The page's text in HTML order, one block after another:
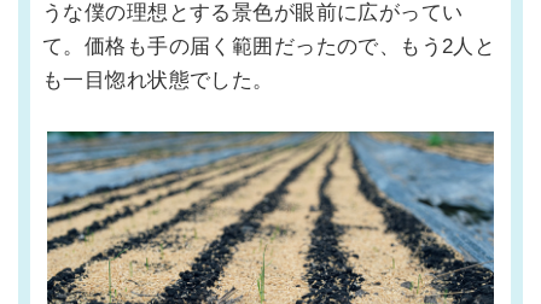
うな僕の理想とする景色が眼前に広がってい
て。価格も手の届く範囲だったので、もう2人と
も一目惚れ状態でした。